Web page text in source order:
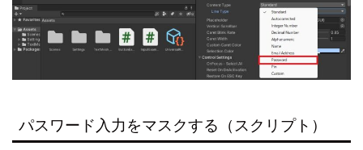
パスワード入力をマスクする（スクリプト）